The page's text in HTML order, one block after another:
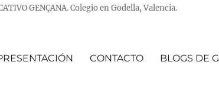
GENÇANA. Colegio en Godella, Valencia.
CONTACTO BLOGS DE